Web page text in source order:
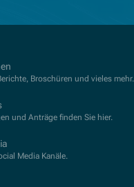
Fenster)
Broschüren und vieles mehr.
und Anträge finden Sie hier.
Media Kanäle.